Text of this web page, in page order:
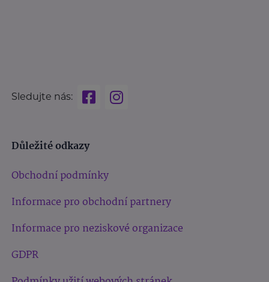
Sledujte nás:
Důležité odkazy
Obchodní podmínky
Informace pro obchodní partnery
Informace pro neziskové organizace
GDPR